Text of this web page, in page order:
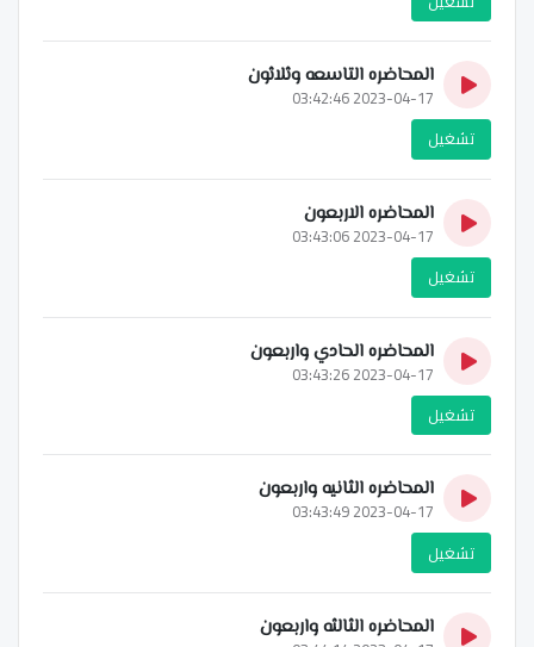
المحاضره التاسعه وثلاثون
2023-04-17 03:42:46
تشغيل
المحاضره الاربعون
2023-04-17 03:43:06
تشغيل
المحاضره الحادي واربعون
2023-04-17 03:43:26
تشغيل
المحاضره الثانيه واربعون
2023-04-17 03:43:49
تشغيل
المحاضره الثالثه واربعون